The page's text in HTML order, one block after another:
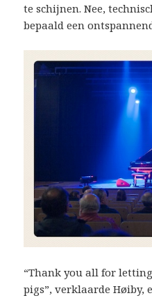
te schijnen. Nee,
bepaald een
“Thank you all for
pigs”, verklaarde Høiby,